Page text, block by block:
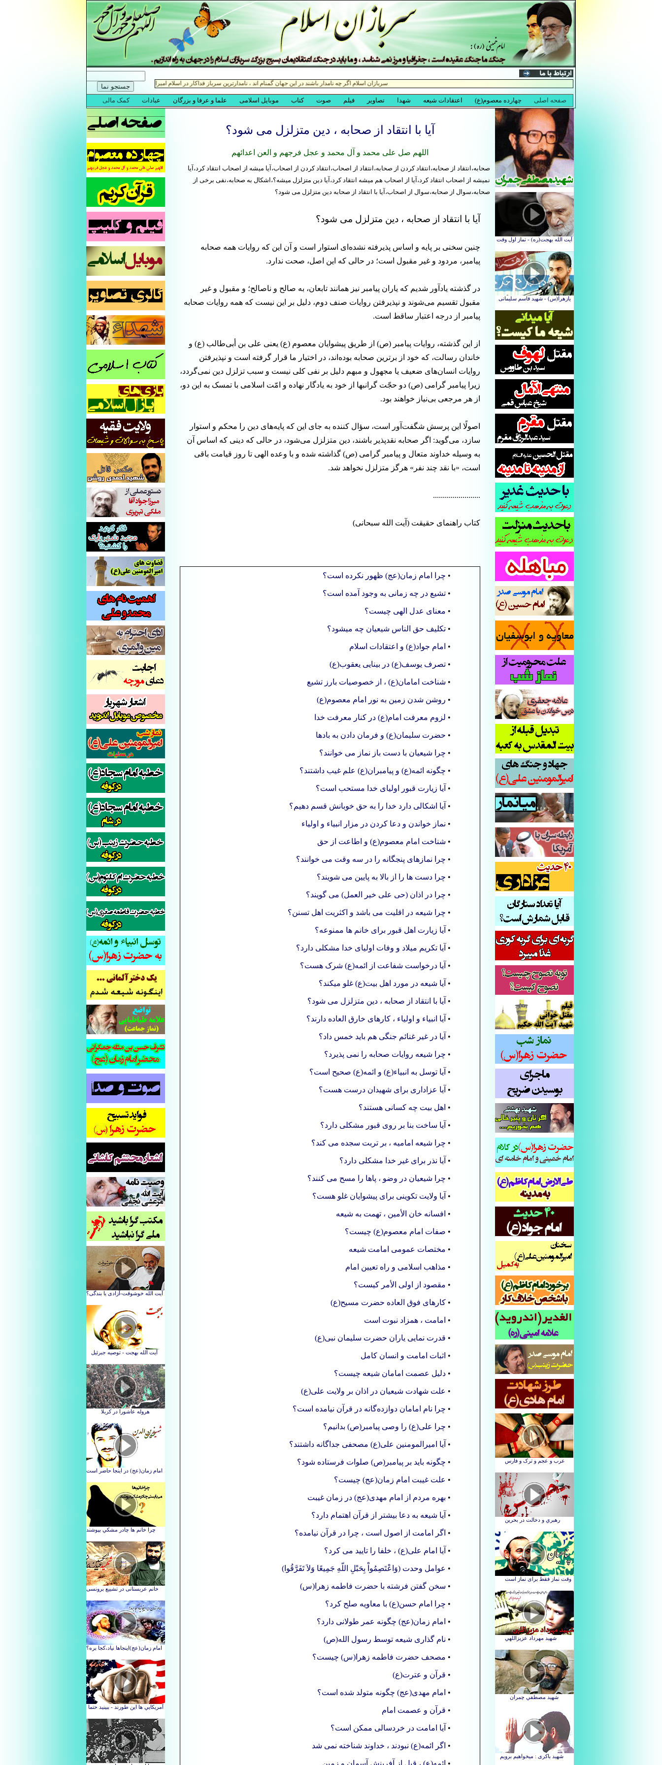
اللهم صل علی محمد و آل محمد و عجل فرجهم و العن اعدائهم
آیا با انتقاد از صحابه ، دین متزلزل می شود؟
آیا با انتقاد از صحابه ، دین متزلزل می شود؟
چنین سخنی بر پایه و اساس پذیرفته نشده‌ای استوار است و آن این که روایات همه صحابه
پیامبر، مردود و غیر مقبول است؛ در حالی که این اصل، صحت ندارد.
در گذشته یادآور شدیم که یاران پیامبر نیز همانند تابعان، به صالح و ناصالح؛ و مقبول و غیر
مقبول تقسیم می‌شوند و نپذیرفتن روایات صنف دوم، دلیل بر این نیست که همه روایات صحابه
پیامبر از درجه اعتبار ساقط است.
از این گذشته، روایات پیامبر (ص) از طریق پیشوایان معصوم (ع) یعنی علی بن أبی‌طالب (ع) و
خاندان رسالت، که خود از برترین صحابه بوده‌اند، در اختیار ما قرار گرفته است و نپذیرفتن
روایات انسان‌های ضعیف یا مجهول و مبهم دلیل بر نفی کلی نیست و سبب تزلزل دین نمی‌گردد،
زیرا پیامبر گرامی (ص) دو حجّت گرانبها از خود به یادگار نهاده و امّت اسلامی با تمسک به این دو،
از هر مرجعی بی‌نیاز خواهند بود.
اصولًا این پرسش شگفت‌آور است، سؤال کننده به جای این که پایه‌های دین را محکم و استوار
سازد، می‌گوید: اگر صحابه نقدپذیر باشند، دین متزلزل می‌شود، در حالی که دینی که اساس آن
به وسیله خداوند متعال و پیامبر گرامی (ص) گذاشته شده و با وعده الهی تا روز قیامت باقی
است، «با نقد چند نفر» هرگز متزلزل نخواهد شد.
........................
کتاب راهنمای حقیقت (آیت الله سبحانی)
صحابه،انتقاد از صحابه،انتقاد کردن از صحابه،انتقاد از اصحاب،انتقاد کردن از اصحاب،آیا میشه از اصحاب انتقاد کرد،آیا
نمیشه از اصحاب انتقاد کرد،آیا از اصحاب هم میشه انتقاد کرد،آیا دین متزلزل میشه؟،اشکال به صحابه،نفی برخی از
صحابه،سوال از صحابه،سوال از اصحاب،آیا با انتقاد از صحابه دین متزلزل می شود؟